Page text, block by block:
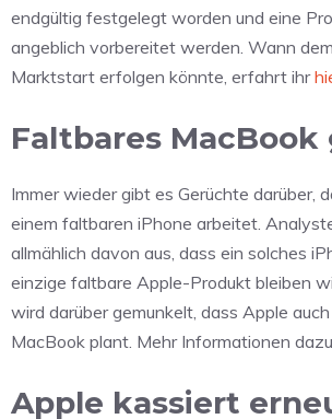
endgültig festgelegt worden und eine
angeblich vorbereitet werden. Wann
Marktstart erfolgen könnte, erfahrt ihr
Faltbares
Immer wieder gibt es Gerüchte darüber,
einem faltbaren iPhone arbeitet.
allmählich davon aus, dass ein solches
einzige faltbare Apple-Produkt bleiben
wird darüber gemunkelt, dass Apple
MacBook plant. Mehr Informationen
Apple kassiert